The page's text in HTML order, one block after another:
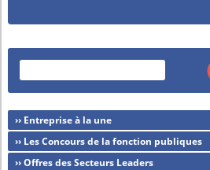
›› Entreprise à la une
›› Les Concours de la fonction publiques
›› Offres des Secteurs Leaders